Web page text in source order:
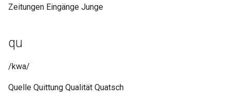
Zeitungen Eingänge Junge
qu
/kwa/
Quelle Quittung Qualität Quatsch